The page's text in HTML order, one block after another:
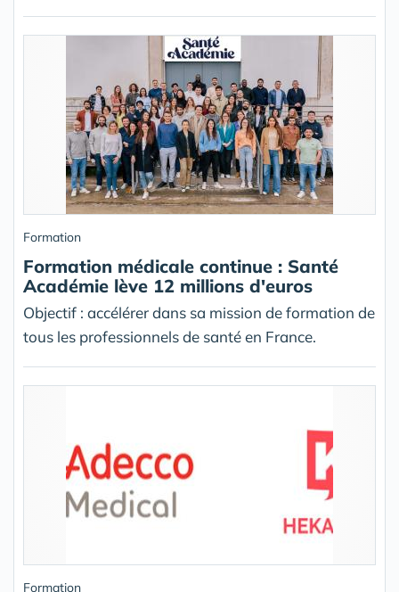
Formation
Formation médicale continue : Santé
Académie lève 12 millions d'euros
Objectif : accélérer dans sa mission de formation de
tous les professionnels de santé en France.
Formation